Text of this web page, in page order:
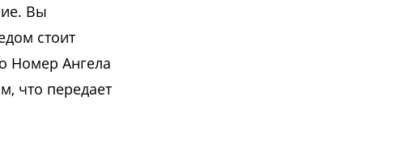
Вы
стоит
Номер Ангела
что передает